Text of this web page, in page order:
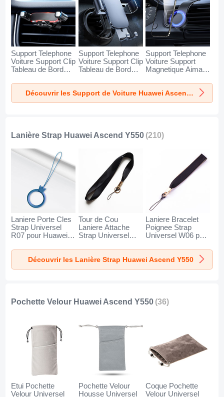
Support Telephone
Voiture Support Clip
Tableau de Bord
Huawei Ascend
Y550 Noir
Support Telephone
Voiture Support Clip
Tableau de Bord
Huawei Ascend
Y550 Noir
Support Telephone
Voiture Support
Magnetique Aimant
Universel BS1 pour
Huawei Ascend
Y550 Noir
Découvrir les Support de Voiture Huawei Ascend Y550
Lanière Strap Huawei Ascend Y550 (210)
Laniere Porte Cles
Strap Universel
R07 pour Huawei
Tour de Cou
Laniere Attache
Strap Universel
Ascend Y550 Noir
Laniere Bracelet
Poignee Strap
Universel W06 pour
Y550 Noir
Découvrir les Lanière Strap Huawei Ascend Y550
Pochette Velour Huawei Ascend Y550 (36)
Etui Pochette
Velour Universel
Pochette Velour
Housse Universel
Coque Pochette
Velour Universel